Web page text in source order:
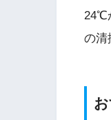
24℃
の清